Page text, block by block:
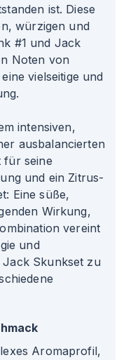
ist. Diese
würzigen und
#1 und Jack
Noten von
vielseitige und
intensiven,
ausbalancierten
für seine
und ein Zitrus-
Eine süße,
Wirkung,
vereint
und
Skunkset zu
Aromaprofil,